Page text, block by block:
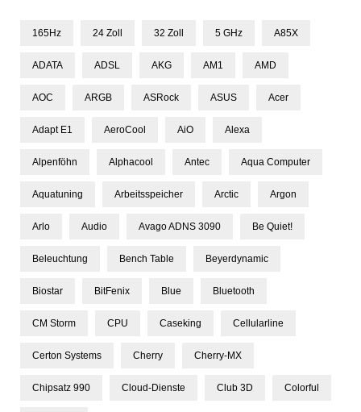
165Hz 24 Zoll 32 Zoll 5 GHz A85X
ADATA ADSL AKG AM1 AMD
AOC ARGB ASRock ASUS Acer
Adapt E1 AeroCool AiO Alexa
Alpenföhn Alphacool Antec Aqua Computer
Aquatuning Arbeitsspeicher Arctic Argon
Arlo Audio Avago ADNS 3090 Be Quiet!
Beleuchtung Bench Table Beyerdynamic
Biostar BitFenix Blue Bluetooth
CM Storm CPU Caseking Cellularline
Certon Systems Cherry Cherry-MX
Chipsatz 990 Cloud-Dienste Club 3D Colorful